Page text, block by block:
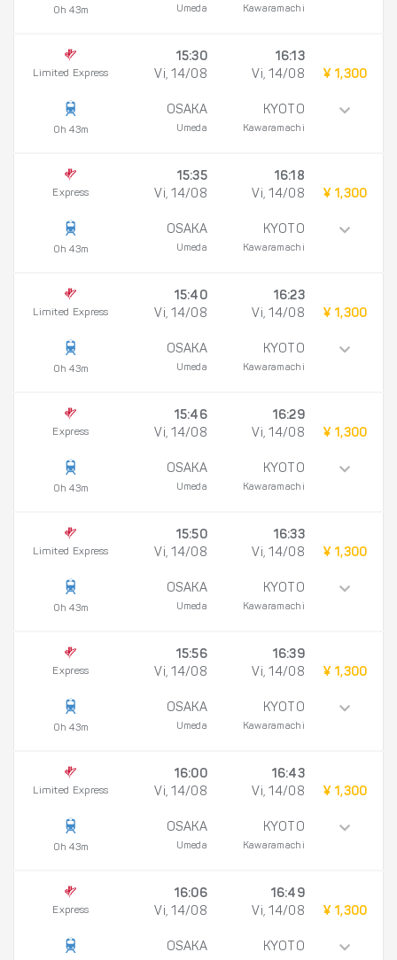
0h 43m Umeda Kawaramachi
Limited Express
0h 43m
15:30
Vi, 14/08
OSAKA
Umeda
16:13
Vi, 14/08
KYOTO
Kawaramachi
¥ 1,300
Express
0h 43m
15:35
Vi, 14/08
OSAKA
Umeda
16:18
Vi, 14/08
KYOTO
Kawaramachi
¥ 1,300
Limited Express
0h 43m
15:40
Vi, 14/08
OSAKA
Umeda
16:23
Vi, 14/08
KYOTO
Kawaramachi
¥ 1,300
Express
0h 43m
15:46
Vi, 14/08
OSAKA
Umeda
16:29
Vi, 14/08
KYOTO
Kawaramachi
¥ 1,300
Limited Express
0h 43m
15:50
Vi, 14/08
OSAKA
Umeda
16:33
Vi, 14/08
KYOTO
Kawaramachi
¥ 1,300
Express
0h 43m
15:56
Vi, 14/08
OSAKA
Umeda
16:39
Vi, 14/08
KYOTO
Kawaramachi
¥ 1,300
Limited Express
0h 43m
16:00
Vi, 14/08
OSAKA
Umeda
16:43
Vi, 14/08
KYOTO
Kawaramachi
¥ 1,300
Express
16:06
Vi, 14/08
OSAKA
16:49
Vi, 14/08
KYOTO
¥ 1,300